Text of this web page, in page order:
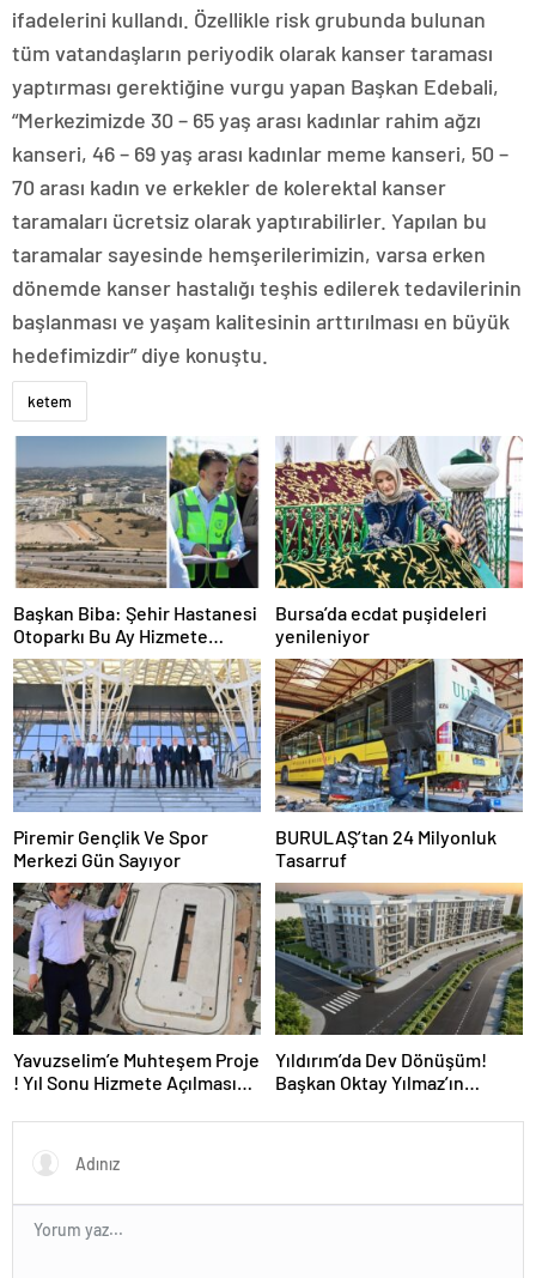
ifadelerini kullandı. Özellikle risk grubunda bulunan
tüm vatandaşların periyodik olarak kanser taraması
yaptırması gerektiğine vurgu yapan Başkan Edebali,
“Merkezimizde 30 – 65 yaş arası kadınlar rahim ağzı
kanseri, 46 – 69 yaş arası kadınlar meme kanseri, 50 –
70 arası kadın ve erkekler de kolerektal kanser
taramaları ücretsiz olarak yaptırabilirler. Yapılan bu
taramalar sayesinde hemşerilerimizin, varsa erken
dönemde kanser hastalığı teşhis edilerek tedavilerinin
başlanması ve yaşam kalitesinin arttırılması en büyük
hedefimizdir” diye konuştu.
ketem
Başkan Biba: Şehir Hastanesi
Otoparkı Bu Ay Hizmete
Açılacak
Bursa’da ecdat puşideleri
yenileniyor
Piremir Gençlik Ve Spor
Merkezi Gün Sayıyor
BURULAŞ’tan 24 Milyonluk
Tasarruf
Yavuzselim’e Muhteşem Proje
! Yıl Sonu Hizmete Açılması
Yıldırım’da Dev Dönüşüm!
Başkan Oktay Yılmaz’ın
Hızına Yetişilemiyor!